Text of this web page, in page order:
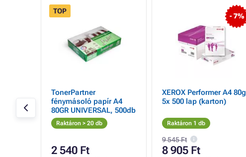
TOP
TonerPartner
fénymásoló papír A4
80GR UNIVERSAL, 500db
Raktáron > 20 db
2 540 Ft
- 7%
XEROX Performer A4 80g
5x 500 lap (karton)
Raktáron 1 db
9 545 Ft
8 905 Ft